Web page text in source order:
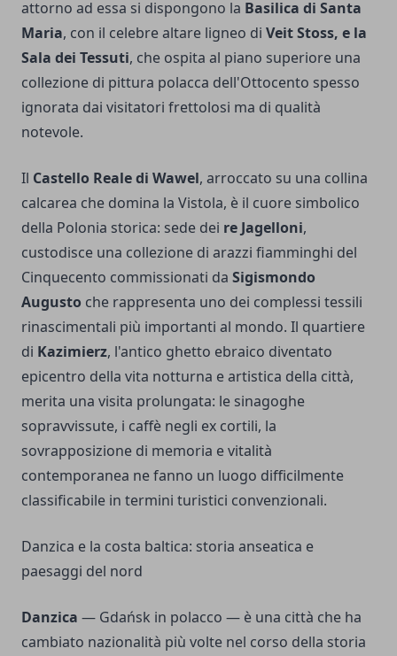
attorno ad essa si dispongono la Basilica di Santa
Maria, con il celebre altare ligneo di Veit Stoss, e la
Sala dei Tessuti, che ospita al piano superiore una
collezione di pittura polacca dell'Ottocento spesso
ignorata dai visitatori frettolosi ma di qualità
notevole.
Il Castello Reale di Wawel, arroccato su una collina
calcarea che domina la Vistola, è il cuore simbolico
della Polonia storica: sede dei re Jagelloni,
custodisce una collezione di arazzi fiamminghi del
Cinquecento commissionati da Sigismondo
Augusto che rappresenta uno dei complessi tessili
rinascimentali più importanti al mondo. Il quartiere
di Kazimierz, l'antico ghetto ebraico diventato
epicentro della vita notturna e artistica della città,
merita una visita prolungata: le sinagoghe
sopravvissute, i caffè negli ex cortili, la
sovrapposizione di memoria e vitalità
contemporanea ne fanno un luogo difficilmente
classificabile in termini turistici convenzionali.
Danzica e la costa baltica: storia anseatica e
paesaggi del nord
Danzica — Gdańsk in polacco — è una città che ha
cambiato nazionalità più volte nel corso della storia